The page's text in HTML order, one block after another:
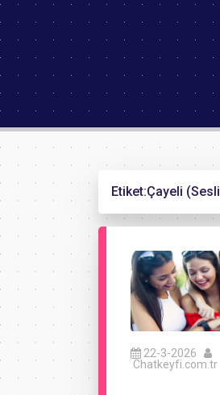
Etiket:Çayeli (Sesli
22-3-2026
Chatkeyfi.com.tr